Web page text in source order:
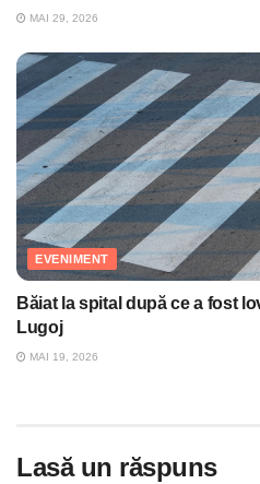
MAI 29, 2026
EVENIMENT
Băiat la spital după ce a fost
Lugoj
MAI 19, 2026
Lasă un răspuns